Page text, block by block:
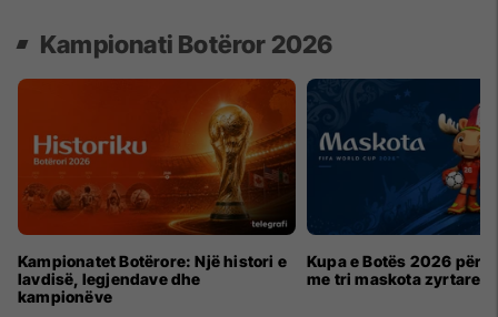
Kampionati Botëror 2026
Kampionatet Botërore: Një histori e
lavdisë, legjendave dhe
kampionëve
Kupa e Botës 2026 për
me tri maskota zyrtare